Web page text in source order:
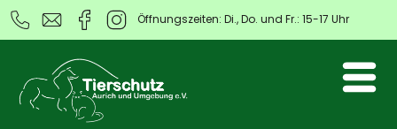
Öffnungszeiten: Di., Do. und Fr.: 15-17 Uhr